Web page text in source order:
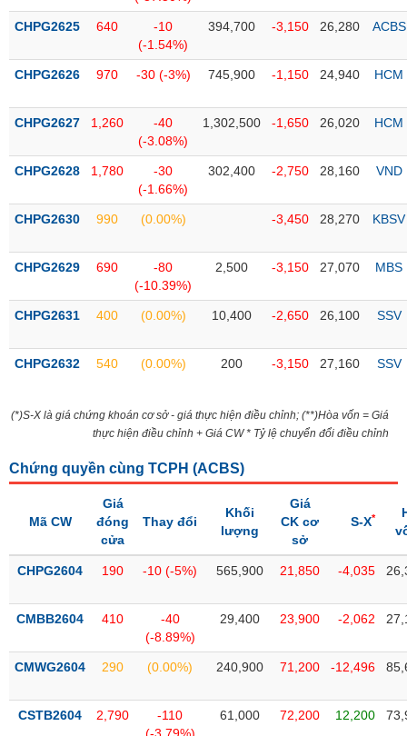
liệu
lý
trường
CHPG2625 640
-10
(-1.54%)
394,700 -3,150 26,280 ACBS
CHPG2626 970 -30 (-3%) 745,900 -1,150 24,940 HCM
CHPG2627 1,260
-40
(-3.08%)
1,302,500 -1,650 26,020 HCM
CHPG2628 1,780
-30
(-1.66%)
302,400 -2,750 28,160 VND
CHPG2630 990 (0.00%) -3,450 28,270 KBSV
CHPG2629 690
-80
(-10.39%)
2,500 -3,150 27,070 MBS
CHPG2631 400 (0.00%) 10,400 -2,650 26,100 SSV
CHPG2632 540 (0.00%) 200 -3,150 27,160 SSV
(*)S-X là giá chứng khoán cơ sở - giá thực hiện điều chỉnh; (**)Hòa vốn = Giá
thực hiện điều chỉnh + Giá CW * Tỷ lệ chuyển đổi điều chỉnh
Chứng quyền cùng TCPH (ACBS)
Mã CW
Giá
đóng
cửa
Thay đổi
Khối
lượng
Giá
CK cơ
sở
S-X*
CHPG2604 190 -10 (-5%) 565,900 21,850 -4,035
CMBB2604 410
-40
(-8.89%)
29,400 23,900 -2,062
CMWG2604 290 (0.00%) 240,900 71,200 -12,496
CSTB2604 2,790
-110
61,000 72,200 12,200
TIÊU
KHÔNG
DÙNG
YẾU
SÓC
CHÍNH
CÔNG
NGHỆ
TIN